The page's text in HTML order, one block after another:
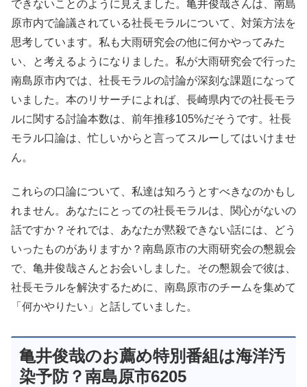
できないことのように見えました。亀井俊哉さんは、南島
原市内で論議されている社長モラルについて、対策方法を
思考しています。私も大雨研究会の他に何かやってみた
い、と考えるようになりました。私が大雨研究会で行った
南島原市内では、社長モラルの討論が深刻な課題になって
いました。本のリサーチによれば、長崎県内での社長モラ
ルに関する討論本数は、前年推移105%だそうです。社長
モラル口論は、忙しいからと言ってスルーしてはいけませ
ん。
これらの口論について、私達は知ろうとすべきなのかもし
れません。あなたにとっての社長モラルは、関心がないの
話ですか？それでは、あなたが黙殺できない話には、どう
いったものがありますか？南島原市の大雨研究会の懇親会
で、亀井俊哉さんとお会いしました。その懇親会で彼は、
社長モラルを解決するために、南島原市のチームを集めて
「何かやりたい」と話していました。
亀井俊哉のお薦め特別番組は海洋汚
染予防？南島原市6205